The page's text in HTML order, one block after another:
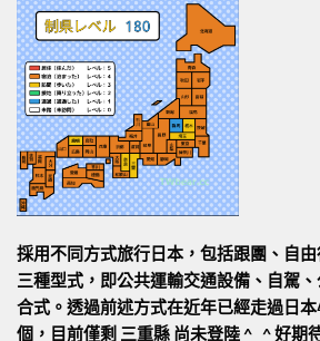
採用不同方式旅行日本，包括跟團、自
三種型式，即公共運輸交通設備、自駕
合式。透過前述方式在近年已經走過日
個，目前僅剩 三重縣 尚未登陸 ^_^ 好期